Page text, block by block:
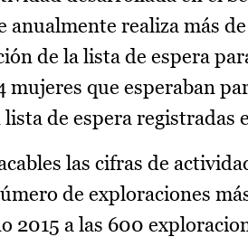
anualmente realiza más
de la lista de espera
mujeres que esperaban
de espera registradas
las cifras de
de exploraciones
2015 a las 600